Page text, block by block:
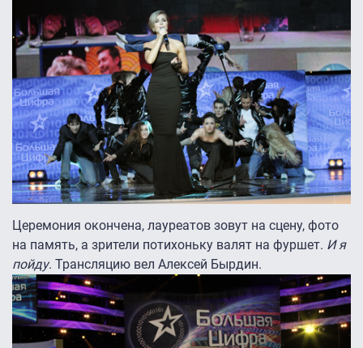
Церемония окончена, лауреатов зовут на сцену, фото
на память, а зрители потихоньку валят на фуршет. И я
пойду. Трансляцию вел Алексей Бырдин.